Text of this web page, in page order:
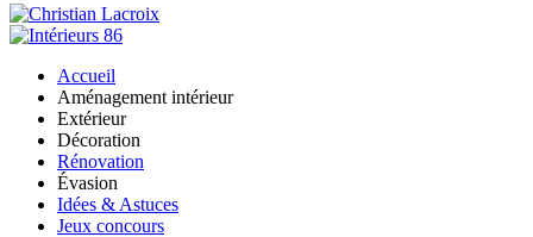
Accueil
Aménagement intérieur
Extérieur
Décoration
Rénovation
Évasion
Idées & Astuces
Jeux concours